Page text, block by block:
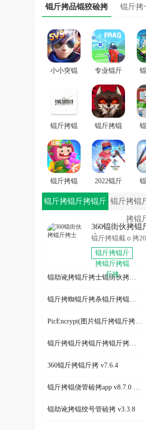
锟斤拷
锟斤拷品锟狡硷拷 锟斤拷
小小突锟
拷锟斤拷
专业锟斤
拷锟斤拷
FRAG
锟斤拷锟
秸伙拷锟
斤拷7锟斤
拷一士锟
斤拷app
锟斤拷锟
斤拷学院
锟斤拷锟
轿帮拷卓
锟斤拷
锟斤拷锟
斤拷斯锟
斤拷锟介
拷2022
2022锟斤
拷锟铰伙
拷雪冒锟
锟斤拷锟斤拷锟斤 锟斤拷锟
拷锟
360锟街伙拷锟
士
锟斤拷锟截ｏ拷
锟斤拷锟斤
拷锟斤拷锟
斤拷
锟劫讹拷锟斤拷士锟街伙拷锟斤拷
锟斤拷蜘锟斤拷杀锟斤拷锟斤拷锟斤拷锟窖革拷锟窖帮拷v2020锟斤拷色锟狡斤拷锟�
PicEncrypt(图片锟斤拷锟斤拷)v1.032 锟斤拷卓锟斤拷
锟斤拷锟斤拷锟斤拷锟斤拷锟绞� v1.12
360锟斤拷锟斤拷 v7.6.4
锟斤拷锟侥管硷拷app v8.7.0 锟斤拷卓锟斤拷
锟劫讹拷锟绞号管硷拷 v3.3.8